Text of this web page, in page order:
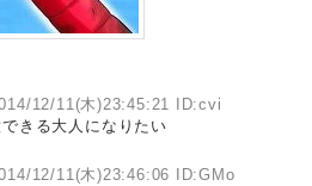
12/11(木)23:45:21 ID:cvi
きる大人になりたい
12/11(木)23:46:06 ID:GMo